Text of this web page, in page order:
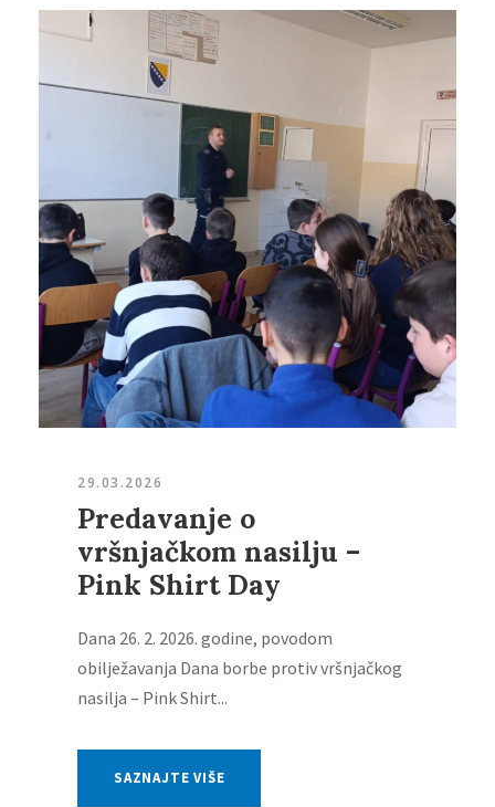
29.03.2026
Predavanje o
vršnjačkom nasilju –
Pink Shirt Day
Dana 26. 2. 2026. godine, povodom
obilježavanja Dana borbe protiv vršnjačkog
nasilja – Pink Shirt...
SAZNAJTE VIŠE